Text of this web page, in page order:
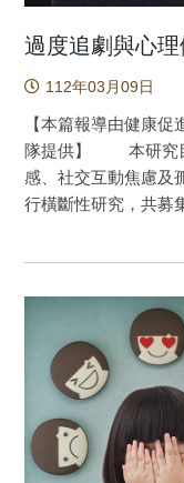
已有多項研究發現問
問題的因果關係做
性網路使用和心理
追蹤645位臺灣與香
索問題性社交媒體使
困擾（即焦慮與憂鬱
究結果亦顯示，高程
鬱與焦慮的程度，高
度。然而，問題性遊
程度的憂鬱顯著增
鑒於高程度的問題性
致年輕人心理困擾程
和增進精神健康的方
過度追劇與心
112年03月09日
【本篇報導由健康
隊提供】 本研究目
感、社交互動焦慮及
行橫斷性研究，共募
高風險族群(量表得
得分較高者，其憂鬱
也顯著愈高。 網路科技與傳媒發展造成了追劇(Binge-
Watching)行為的興
興研究議題，且有學
過度追劇可能會對心
臺灣成年人追劇行為